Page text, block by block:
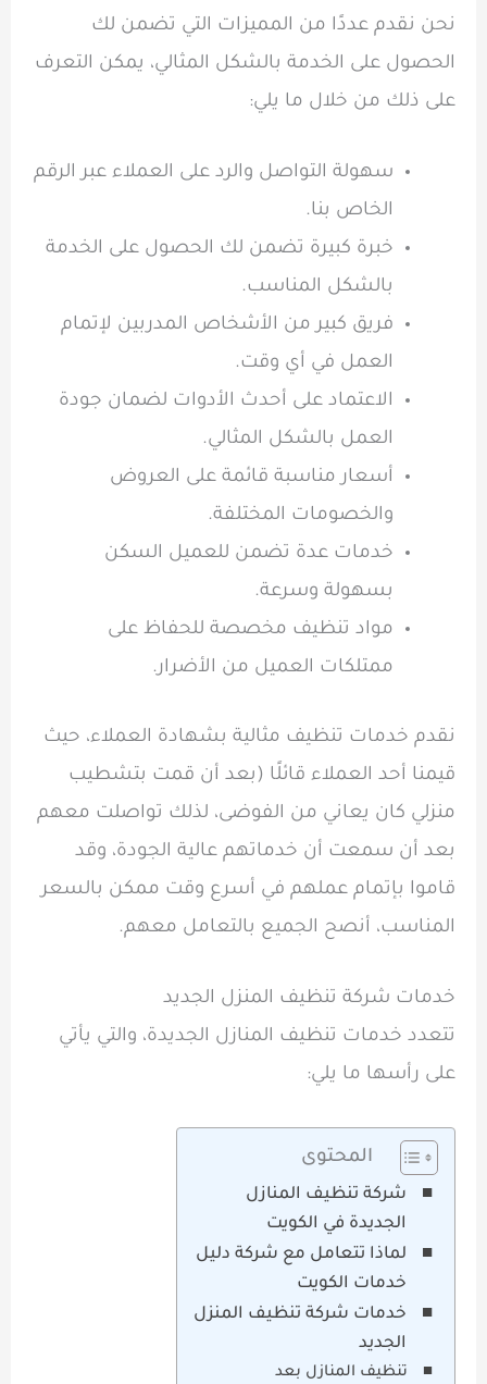
نحن نقدم عددًا من المميزات التي تضمن لك
الحصول على الخدمة بالشكل المثالي، يمكن التعرف
على ذلك من خلال ما يلي:
سهولة التواصل والرد على العملاء عبر الرقم
الخاص بنا.
خبرة كبيرة تضمن لك الحصول على الخدمة
بالشكل المناسب.
فريق كبير من الأشخاص المدربين لإتمام
العمل في أي وقت.
الاعتماد على أحدث الأدوات لضمان جودة
العمل بالشكل المثالي.
أسعار مناسبة قائمة على العروض
والخصومات المختلفة.
خدمات عدة تضمن للعميل السكن
بسهولة وسرعة.
مواد تنظيف مخصصة للحفاظ على
ممتلكات العميل من الأضرار.
نقدم خدمات تنظيف مثالية بشهادة العملاء، حيث
قيمنا أحد العملاء قائلًا (بعد أن قمت بتشطيب
منزلي كان يعاني من الفوضى، لذلك تواصلت معهم
بعد أن سمعت أن خدماتهم عالية الجودة، وقد
قاموا بإتمام عملهم في أسرع وقت ممكن بالسعر
المناسب، أنصح الجميع بالتعامل معهم.
خدمات شركة تنظيف المنزل الجديد
تتعدد خدمات تنظيف المنازل الجديدة، والتي يأتي
على رأسها ما يلي:
المحتوى
شركة تنظيف المنازل
الجديدة في الكويت
لماذا تتعامل مع شركة دليل
خدمات الكويت
خدمات شركة تنظيف المنزل
الجديد
تنظيف المنازل بعد